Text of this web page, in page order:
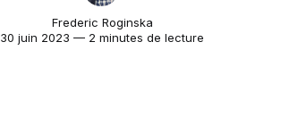
Frederic Roginska
30 juin 2023 — 2 minutes de lecture